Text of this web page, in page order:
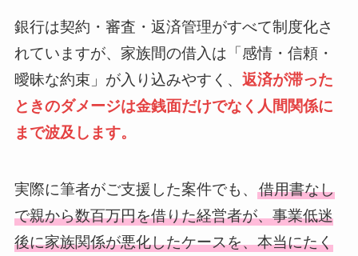
銀行は契約・審査・返済管理がすべて制度化さ
れていますが、家族間の借入は「感情・信頼・
曖昧な約束」が入り込みやすく、 返済が滞った
ときのダメージは金銭面だけでなく人間関係に
まで波及します。
実際に筆者がご支援した案件でも、 借用書なし
で親から数百万円を借りた経営者が、事業低迷
後に家族関係が悪化したケースを、本当にたく